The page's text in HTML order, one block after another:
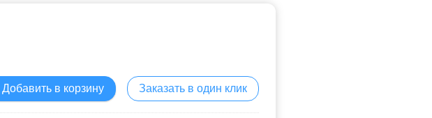
Добавить в корзину Заказать в один клик